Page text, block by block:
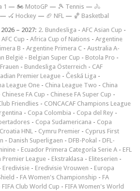
1 — 🏍 MotoGP — 🎾 Tennis — 🚴
— 🏑 Hockey — 🏈 NFL — 🏀 Basketbal
– 2027: 2. Bundesliga - AFC Asian Cup -
AFC Cup - Africa Cup of Nations - Argentine
B - Argentine Primera C - Australia A-
België - Belgian Super Cup - Botola Pro -
- Bundesliga Österreich - CAF
Premier League - Česká Liga -
League One - China League Two - China
Chinese FA Cup - Chinese FA Super Cup -
Friendlies - CONCACAF Champions League
- Copa Colombia - Copa del Rey -
- Copa Sudamericana - Copa
Croatia HNL - Cymru Premier - Cyprus First
- Danish Superligaen - DFB-Pokal - DFL-
- Ecuador Primera Categoría Serie A - EFL
Premier League - Ekstraklasa - Eliteserien -
Eredivisie - Eredivisie Vrouwen - Europa
- FA Women's Championship - FA
FIFA Club World Cup - FIFA Women's World